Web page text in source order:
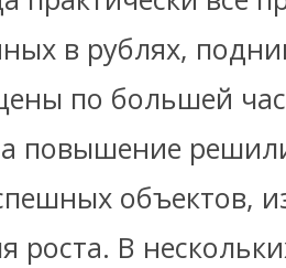
в рублях,
по большей
повышение
объектов,
роста. В